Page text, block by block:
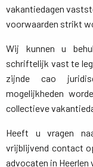
vakantiedagen
voorwaarden strikt
Wij kunnen u
schriftelijk vast te
zijnde cao
mogelijkheden
collectieve
Heeft u vragen
vrijblijvend contact
advocaten in Heerlen